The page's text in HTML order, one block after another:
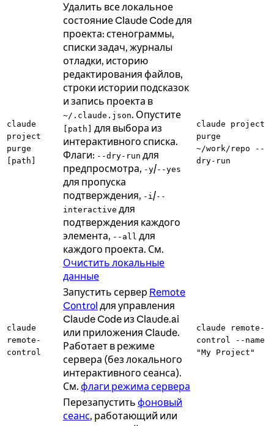
claude
project
purge
[path]
Удалить все локальное
состояние Claude Code для
проекта: стенограммы,
списки задач, журналы
отладки, историю
редактирования файлов,
строки истории подсказок
и запись проекта в
~/.claude.json. Опустите
[path]
для выбора из
интерактивного списка.
Флаги: --dry-run для
предпросмотра, -y/--yes
для пропуска
подтверждения, -i/--
interactive для
подтверждения каждого
элемента, --all для
каждого проекта. См.
Очистить локальные
данные
claude project
purge
~/work/repo --
dry-run
claude
remote-
control
Запустить сервер Remote
Control для управления
Claude Code из Claude.ai
или приложения Claude.
Работает в режиме
сервера (без локального
интерактивного сеанса).
См. флаги режима сервера
claude remote-
control --name
"My Project"
Перезапустить фоновый
сеанс, работающий или